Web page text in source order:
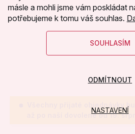
másle a mohli jsme vám poskládat
potřebujeme k tomu váš souhlas.
SOUHLASÍM
NASTAVENÍ
ODMÍTNOUT
Všechny přijaté objednávky
až po naší dovolené od 19.